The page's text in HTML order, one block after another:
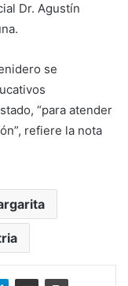
Dr. Agustín
se
“para atender
refiere la nota